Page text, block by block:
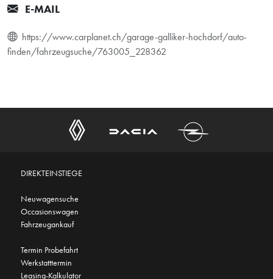
E-MAIL
https://www.carplanet.ch/garage-galliker-hochdorf/auto-
finden/fahrzeugsuche/763005_228362
DIREKTEINSTIEGE
Neuwagensuche
Occasionswagen
Fahrzeugankauf
Termin Probefahrt
Werkstatttermin
Leasing-Kalkulator